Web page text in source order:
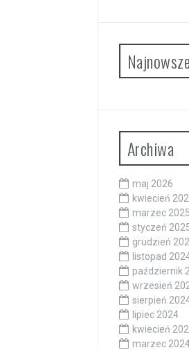
Archiwa
maj 2026
kwiecień
marzec 2025
styczeń
grudzień
listopad
październik
wrzesień
sierpień
lipiec 2024
kwiecień
marzec